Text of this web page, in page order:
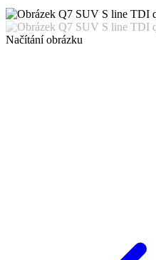
Načítání obrázku